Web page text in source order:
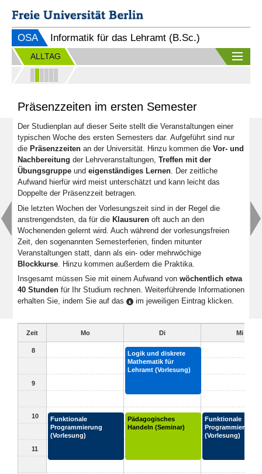
OSA Informatik für das Lehramt (B.Sc.)
ALLTAG
Präsenzzeiten im ersten Semester
Der Studienplan auf dieser Seite stellt die Veranstaltungen einer
typischen Woche des ersten Semesters dar. Aufgeführt sind nur
die Präsenzzeiten an der Universität. Hinzu kommen die Vor- und
Nachbereitung der Lehrveranstaltungen, Treffen mit der
Übungsgruppe und eigenständiges Lernen. Der zeitliche
Aufwand hierfür wird meist unterschätzt und kann leicht das
Doppelte der Präsenzzeit betragen.
Die letzten Wochen der Vorlesungszeit sind in der Regel die
anstrengendsten, da für die Klausuren oft auch an den
Wochenenden gelernt wird. Auch während der vorlesungsfreien
Zeit, den sogenannten Semesterferien, finden mitunter
Veranstaltungen statt, dann als ein- oder mehrwöchige
Blockkurse . Hinzu kommen außerdem die Praktika.
Insgesamt müssen Sie mit einem Aufwand von wöchentlich etwa
40 Stunden für Ihr Studium rechnen. Weiterführende Informationen
erhalten Sie, indem Sie auf das
im jeweiligen Eintrag klicken.
Zeit Mo Di Mi
8
9
10
11
Funktionale
Programmierung
(Vorlesung)
Logik und diskrete
Mathematik für
Lehramt (Vorlesung)
Pädagogisches
Handeln (Seminar)
Funktionale
Programmierung
(Vorlesung)